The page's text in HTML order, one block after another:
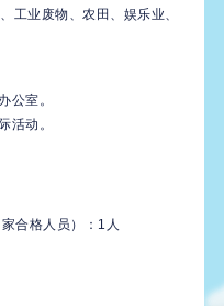
工业废物、农田、娱乐业、
公室。
活动。
合格人员）：1人